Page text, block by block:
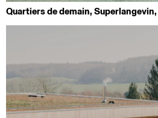
Quartiers de demain, Superlangevin,